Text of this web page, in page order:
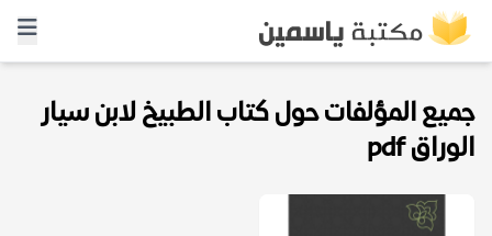
جميع المؤلفات حول كتاب الطبيخ لابن سيار
الوراق pdf